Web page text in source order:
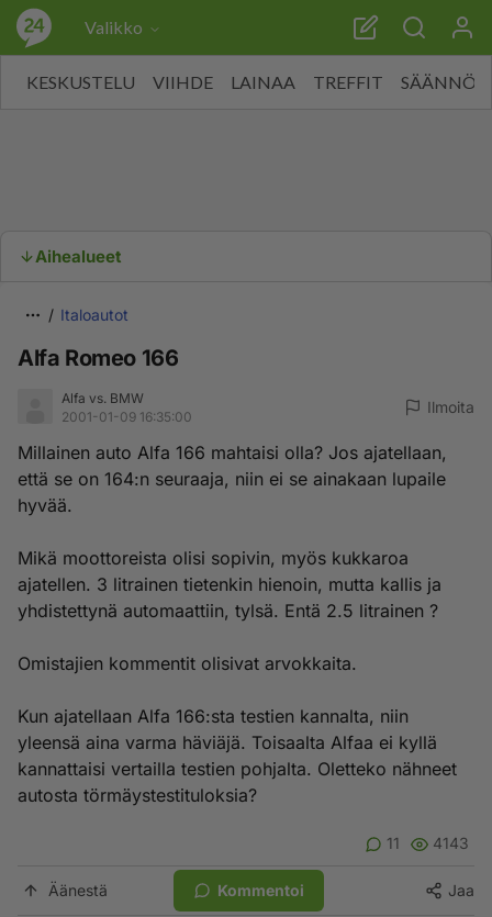
Valikko
KESKUSTELU VIIHDE LAINAA TREFFIT SÄÄNNÖT
Aihealueet
Italoautot
Alfa Romeo 166
Alfa vs. BMW
2001-01-09 16:35:00
Ilmoita
Millainen auto Alfa 166 mahtaisi olla? Jos ajatellaan,
että se on 164:n seuraaja, niin ei se ainakaan lupaile
hyvää.
Mikä moottoreista olisi sopivin, myös kukkaroa
ajatellen. 3 litrainen tietenkin hienoin, mutta kallis ja
yhdistettynä automaattiin, tylsä. Entä 2.5 litrainen ?
Omistajien kommentit olisivat arvokkaita.
Kun ajatellaan Alfa 166:sta testien kannalta, niin
yleensä aina varma häviäjä. Toisaalta Alfaa ei kyllä
kannattaisi vertailla testien pohjalta. Oletteko nähneet
autosta törmäystestituloksia?
11 4143
Äänestä Kommentoi Jaa